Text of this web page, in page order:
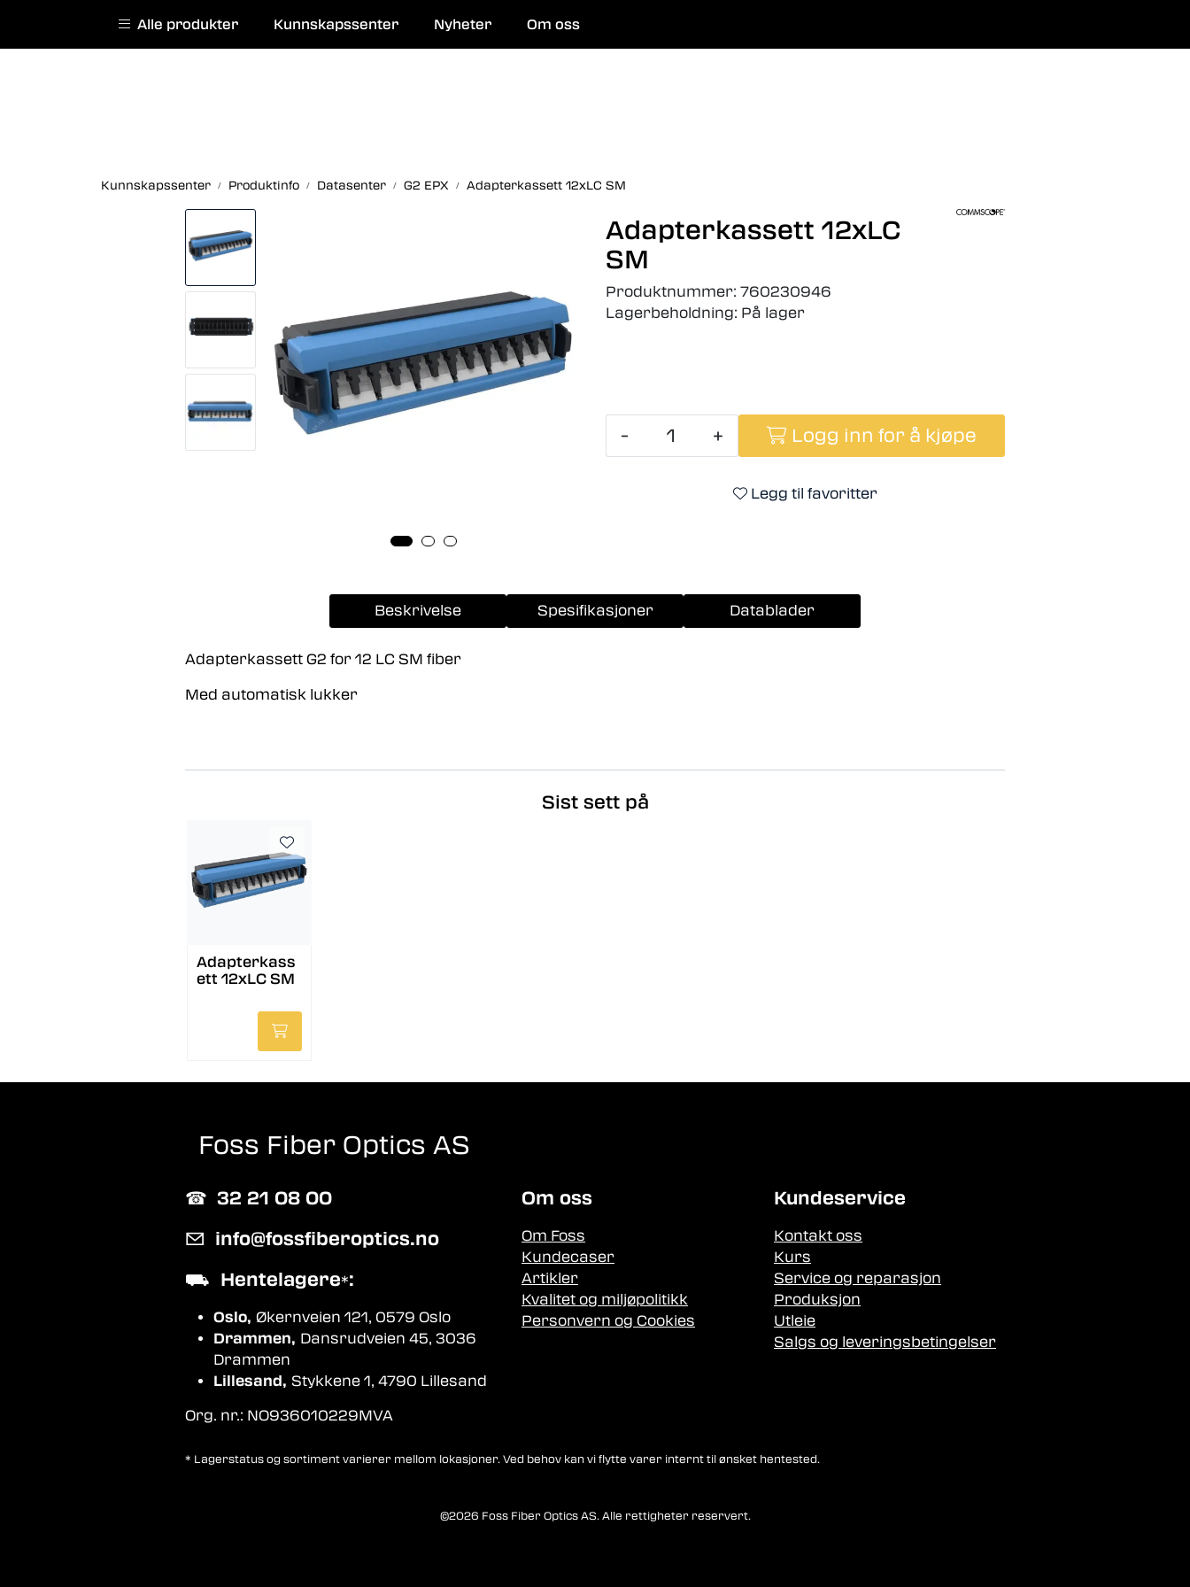
English website | Kurs | Service og reparasjon
Alle produkter Kunnskapssenter Nyheter Om oss
Kunnskapssenter Produktinfo Datasenter G2 EPX Adapterkassett 12xLC SM
Adapterkassett 12xLC
SM
Produktnummer: 760230946
Lagerbeholdning: På lager
- + Logg inn for å kjøpe
Legg til favoritter
Beskrivelse Spesifikasjoner Datablader
Adapterkassett G2 for 12 LC SM fiber
Med automatisk lukker
Sist sett på
Adapterkass
ett 12xLC SM
Foss Fiber Optics AS
☎︎ 32 21 08 00
✉ info@fossfiberoptics.no
⛟ Hentelagere*:
Oslo, Økernveien 121, 0579 Oslo
Drammen, Dansrudveien 45, 3036
Drammen
Lillesand, Stykkene 1, 4790 Lillesand
Org. nr.: NO936010229MVA
Om oss
Om Foss
Kundecaser
Artikler
Kvalitet og miljøpolitikk
Personvern og Cookies
Kundeservice
Kontakt oss
Kurs
Service og reparasjon
Produksjon
Utleie
Salgs og leveringsbetingelser
* Lagerstatus og sortiment varierer mellom lokasjoner. Ved behov kan vi flytte varer internt til ønsket hentested.
©2026 Foss Fiber Optics AS. Alle rettigheter reservert.